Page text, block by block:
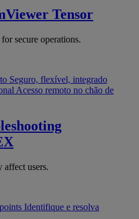
Tensor
secure operations.
Seguro, flexível, integrado
Acesso remoto no chão de
affect users.
Identifique e resolva